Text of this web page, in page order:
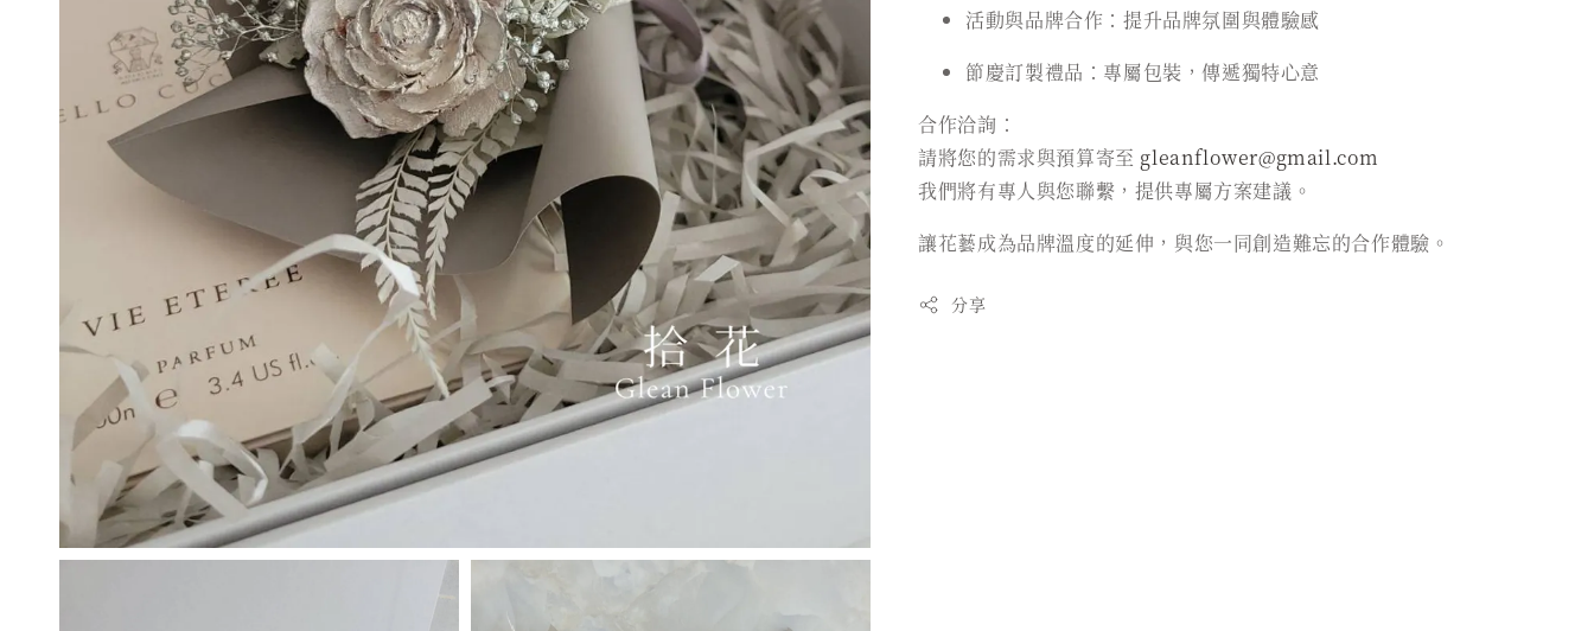
活動與品牌合作：提升品牌氛圍與體驗感
節慶訂製禮品：專屬包裝，傳遞獨特心意
合作洽詢：
請將您的需求與預算寄至 gleanflower@gmail.com
我們將有專人與您聯繫，提供專屬方案建議。
讓花藝成為品牌溫度的延伸，與您一同創造難忘的合作體驗。
分享